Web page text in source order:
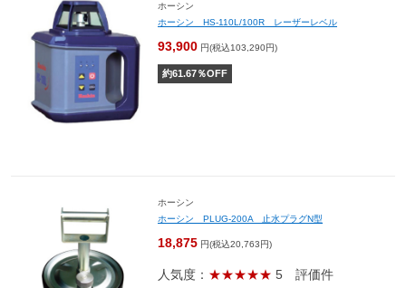
ホーシン
ホーシン HS-110L/100R レーザーレベル
93,900 円(税込103,290円)
約61.67％OFF
ホーシン
ホーシン PLUG-200A 止水プラグN型
18,875 円(税込20,763円)
人気度： ★★★★★ 5 評価件